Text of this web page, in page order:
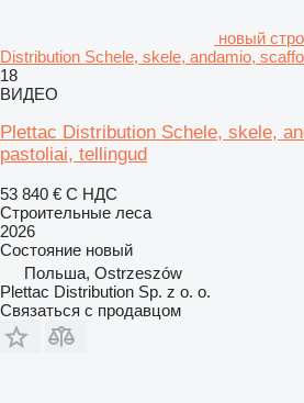
новый
Distribution Schele, skele, andamio,
18
ВИДЕО
Plettac Distribution Schele, skele,
pastoliai, tellingud
53 840 € С НДС
Строительные леса
2026
Состояние новый
Польша, Ostrzeszów
Plettac Distribution Sp. z o. o.
Связаться с продавцом